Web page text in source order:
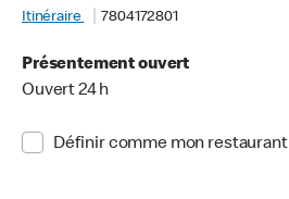
Itinéraire
7804172801
Présentement ouvert
Ouvert 24 h
Définir comme mon restaurant